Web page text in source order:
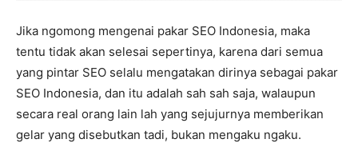
Jika ngomong mengenai pakar SEO Indonesia, maka
tentu tidak akan selesai sepertinya, karena dari semua
yang pintar SEO selalu mengatakan dirinya sebagai pakar
SEO Indonesia, dan itu adalah sah sah saja, walaupun
secara real orang lain lah yang sejujurnya memberikan
gelar yang disebutkan tadi, bukan mengaku ngaku.